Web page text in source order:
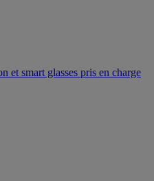
et smart glasses pris en charge